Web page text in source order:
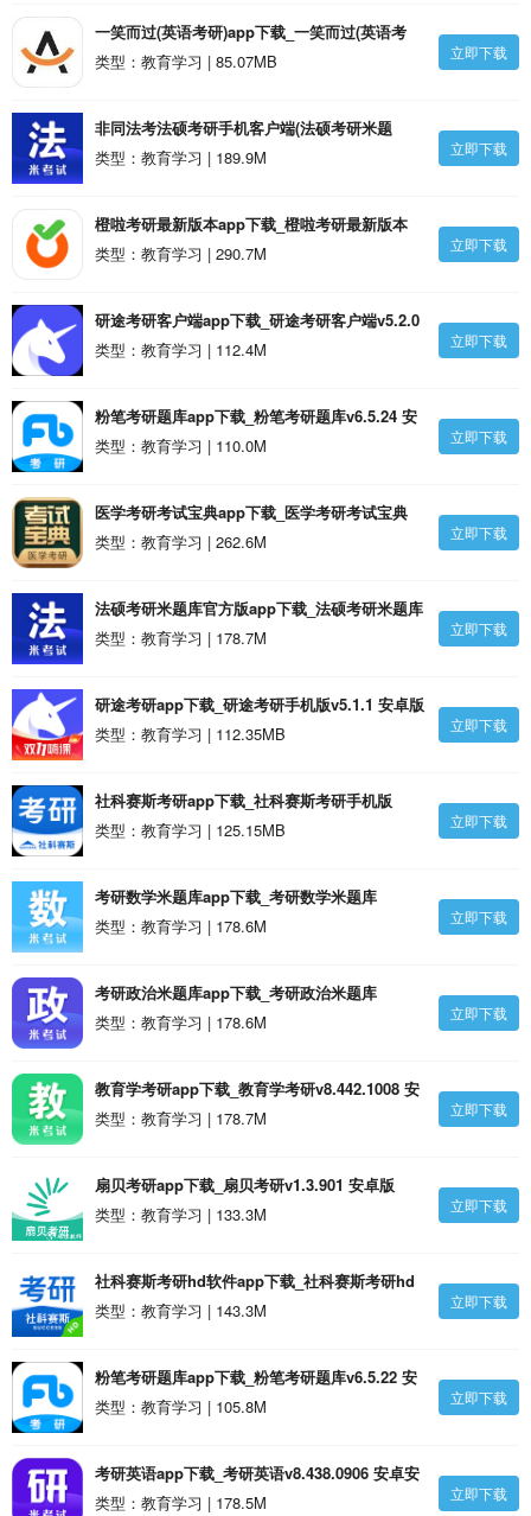
一笑而过(英语考研)app下载_一笑而过(英语考
研)v2.9.3 安卓版
类型：教育学习 | 85.07MB 立即下载
非同法考法硕考研手机客户端(法硕考研米题
库)app下载_非同法考法硕考研手机客户端(法硕
类型：教育学习 | 189.9M 立即下载
橙啦考研最新版本app下载_橙啦考研最新版本
v5.0.2 安卓版
类型：教育学习 | 290.7M 立即下载
研途考研客户端app下载_研途考研客户端v5.2.0
安卓版
类型：教育学习 | 112.4M 立即下载
粉笔考研题库app下载_粉笔考研题库v6.5.24 安
卓官方版安卓版
类型：教育学习 | 110.0M 立即下载
医学考研考试宝典app下载_医学考研考试宝典
v83.0 安卓版
类型：教育学习 | 262.6M 立即下载
法硕考研米题库官方版app下载_法硕考研米题库
官方版v8.443.1022 安卓版
类型：教育学习 | 178.7M 立即下载
研途考研app下载_研途考研手机版v5.1.1 安卓版
类型：教育学习 | 112.35MB
立即下载
社科赛斯考研app下载_社科赛斯考研手机版
v2.5.0 安卓版
类型：教育学习 | 125.15MB 立即下载
考研数学米题库app下载_考研数学米题库
v8.442.1008 安卓版
类型：教育学习 | 178.6M 立即下载
考研政治米题库app下载_考研政治米题库
v8.442.1008 安卓最新版安卓版
类型：教育学习 | 178.6M 立即下载
教育学考研app下载_教育学考研v8.442.1008 安
卓官方版安卓版
类型：教育学习 | 178.7M 立即下载
扇贝考研app下载_扇贝考研v1.3.901 安卓版
类型：教育学习 | 133.3M
立即下载
社科赛斯考研hd软件app下载_社科赛斯考研hd
软件v2.4.1 安卓版
类型：教育学习 | 143.3M 立即下载
粉笔考研题库app下载_粉笔考研题库v6.5.22 安
卓官方版安卓版
类型：教育学习 | 105.8M 立即下载
考研英语app下载_考研英语v8.438.0906 安卓安
卓版
类型：教育学习 | 178.5M 立即下载